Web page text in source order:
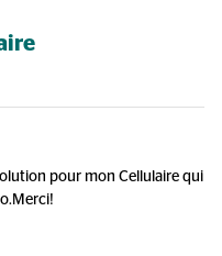
pour mon Cellulaire qui